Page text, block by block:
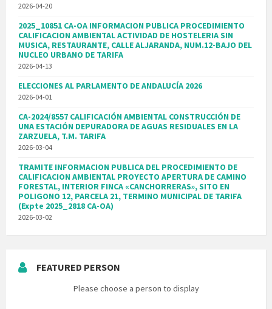
2026-04-20
2025_10851 CA-OA INFORMACION PUBLICA PROCEDIMIENTO
CALIFICACION AMBIENTAL ACTIVIDAD DE HOSTELERIA SIN
MUSICA, RESTAURANTE, CALLE ALJARANDA, NUM.12-BAJO DEL
NUCLEO URBANO DE TARIFA
2026-04-13
ELECCIONES AL PARLAMENTO DE ANDALUCÍA 2026
2026-04-01
CA-2024/8557 CALIFICACIÓN AMBIENTAL CONSTRUCCIÓN DE
UNA ESTACIÓN DEPURADORA DE AGUAS RESIDUALES EN LA
ZARZUELA, T.M. TARIFA
2026-03-04
TRAMITE INFORMACION PUBLICA DEL PROCEDIMIENTO DE
CALIFICACION AMBIENTAL PROYECTO APERTURA DE CAMINO
FORESTAL, INTERIOR FINCA «CANCHORRERAS», SITO EN
POLIGONO 12, PARCELA 21, TERMINO MUNICIPAL DE TARIFA
(Expte 2025_2818 CA-OA)
2026-03-02
FEATURED PERSON
Please choose a person to display